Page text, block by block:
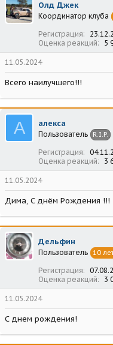
Олд Джек
Координатор клуба
Регистрация
Оценка реакций
5
11.05.2024
Всего наилучшего!!!
А алекса
Пользователь R.I.P.
Регистрация
Оценка реакций
3
11.05.2024
Дима, С днём Рождения !!!
Дельфин
Пользователь 10
Регистрация
Оценка реакций
3
11.05.2024
С днем рождения!